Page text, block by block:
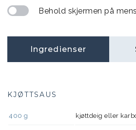
Behold skjermen på
Ingredienser
KJØTTSAUS
400 g kjøttdeig eller